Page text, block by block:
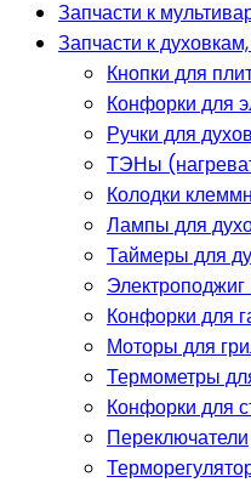
Запчасти к
Запчасти к
Кнопки для
Конфорки для
Ручки для
ТЭНы
Колодки
Лампы для
Таймеры для
Электроподжиг
Конфорки для
Моторы для
Термометры
Конфорки для
Переключатели